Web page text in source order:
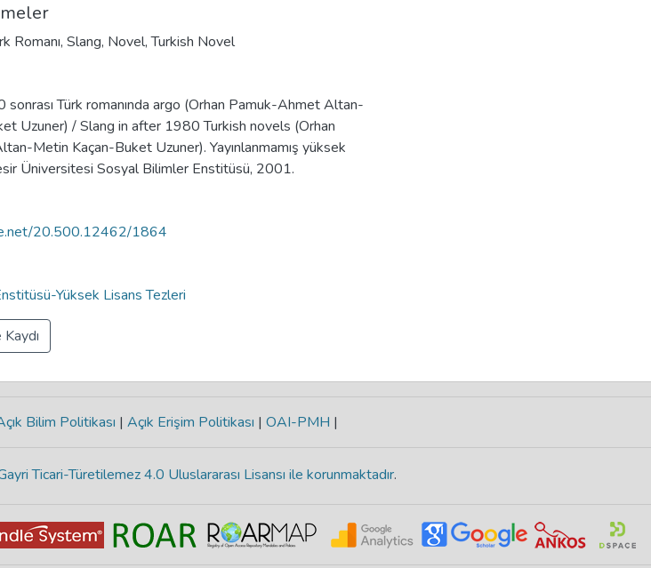
Romanı, Slang, Novel,Turkish Novel
sonrası Türk romanında argo (Orhan Pamuk-Ahmet Altan-
Uzuner) / Slang in after 1980 Turkish novels (Orhan
Metin Kaçan-Buket Uzuner). Yayınlanmamış yüksek
Üniversitesi Sosyal Bilimler Enstitüsü, 2001.
20.500.12462/1864
Yüksek Lisans Tezleri
Bilim Politikası | Açık Erişim Politikası | OAI-PMH |
Ticari-Türetilemez 4.0 Uluslararası Lisansı ile korunmaktadır.